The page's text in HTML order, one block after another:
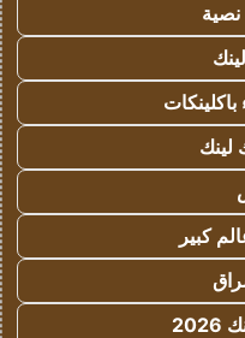
لينك
كبير